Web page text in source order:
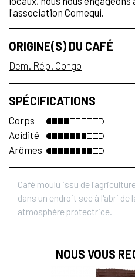
l'association Comequi.
ORIGINE(S) DU CAFÉ
Dem. Rép. Congo
SPÉCIFICATIONS
Corps
Acidité
Arômes
Café moulu issu de
dans un endroit sec à l'abri de
atmosphère protectrice.
NOUS VOUS